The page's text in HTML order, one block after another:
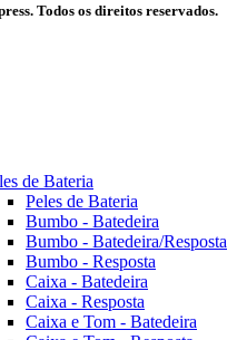
Todos os direitos reservados.
de Bateria
Peles de Bateria
Bumbo - Batedeira
Bumbo - Batedeira/Resposta
Bumbo - Resposta
Caixa - Batedeira
Caixa - Resposta
Caixa e Tom - Batedeira